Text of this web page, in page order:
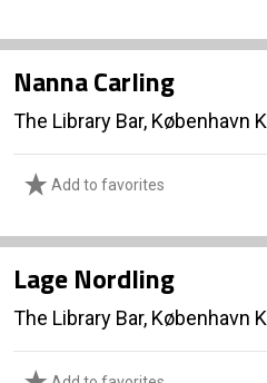
Nanna Carling
The Library Bar, København K
Add to favorites
Lage Nordling
The Library Bar, København K